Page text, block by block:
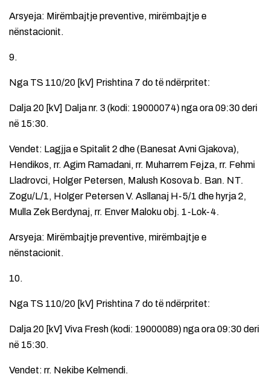
Arsyeja: Mirëmbajtje preventive, mirëmbajtje e
nënstacionit.
9.
Nga TS 110/20 [kV] Prishtina 7 do të ndërpritet:
Dalja 20 [kV] Dalja nr. 3 (kodi: 19000074) nga ora 09:30 deri
në 15:30.
Vendet: Lagjja e Spitalit 2 dhe (Banesat Avni Gjakova),
Hendikos, rr. Agim Ramadani, rr. Muharrem Fejza, rr. Fehmi
Lladrovci, Holger Petersen, Malush Kosova b. Ban. NT.
Zogu/L/1, Holger Petersen V. Asllanaj H-5/1 dhe hyrja 2,
Mulla Zek Berdynaj, rr. Enver Maloku obj. 1-Lok-4.
Arsyeja: Mirëmbajtje preventive, mirëmbajtje e
nënstacionit.
10.
Nga TS 110/20 [kV] Prishtina 7 do të ndërpritet:
Dalja 20 [kV] Viva Fresh (kodi: 19000089) nga ora 09:30 deri
në 15:30.
Vendet: rr. Nekibe Kelmendi.